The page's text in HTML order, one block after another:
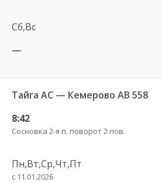
Сб,Вс
—
Тайга АС — Кемерово АВ 558
8:42
Сосновка 2-я п. поворот 2 пов.
Пн,Вт,Ср,Чт,Пт
с 11.01.2026